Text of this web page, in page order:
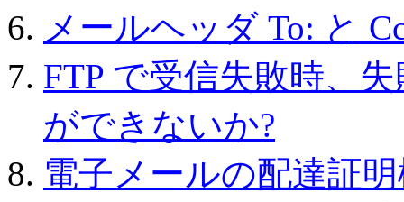
メールヘッダ To: と
FTP で受信失敗時、
ができないか?
電子メールの配達証